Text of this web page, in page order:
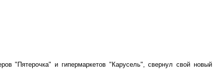
"Пятерочка" и гипермаркетов "Карусель", свернул свой новый